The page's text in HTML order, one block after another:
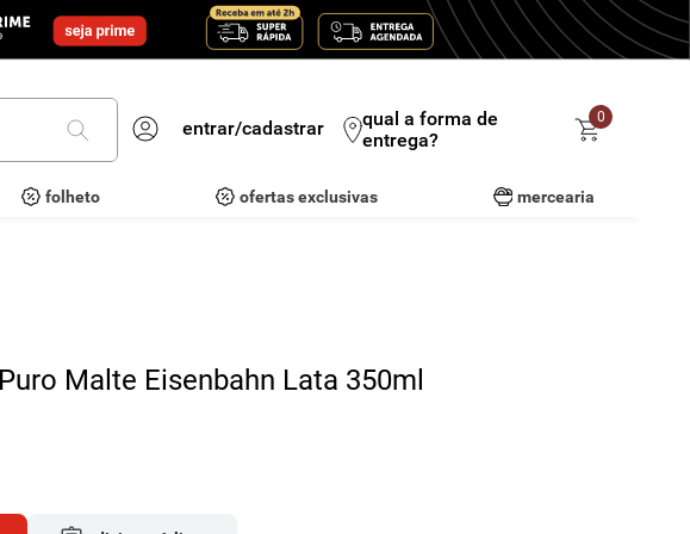
entrar/cadastrar
qual a forma de
entrega?
0
folheto ofertas exclusivas mercearia
Malte Eisenbahn Lata 350ml